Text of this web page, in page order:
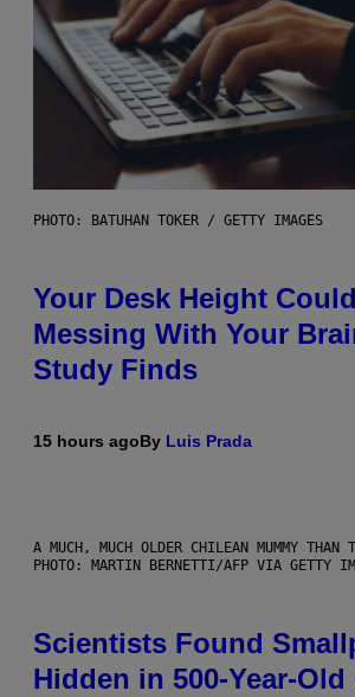
PHOTO: BATUHAN TOKER / GETTY IMAGES
Your Desk Height
Messing With Your
Study Finds
15 hours agoBy Luis Prada
A MUCH, MUCH OLDER CHILEAN MUMMY THAN
PHOTO: MARTIN BERNETTI/AFP VIA GETTY
Scientists Found
Hidden in 500-Year-Old